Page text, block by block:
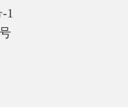
1